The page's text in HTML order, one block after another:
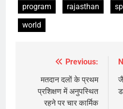
program
rajasthan
world
navigation
Previous:
मतदान दलों के प्रथम
प्रशिक्षण में अनुपस्थित
रहने पर चार कार्मिक